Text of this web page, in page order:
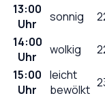
13:00
Uhr
sonnig
14:00
Uhr
wolkig
15:00
Uhr
leicht
bewölkt